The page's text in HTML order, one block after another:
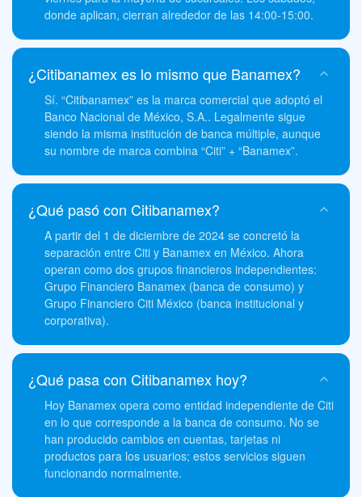
donde aplican, cierran alrededor de las 14:00-15:00.
¿Citibanamex es lo mismo que Banamex?
Sí. “Citibanamex” es la marca comercial que adoptó el
Banco Nacional de México, S.A.. Legalmente sigue
siendo la misma institución de banca múltiple, aunque
su nombre de marca combina “Citi” + “Banamex”.
¿Qué pasó con Citibanamex?
A partir del 1 de diciembre de 2024 se concretó la
separación entre Citi y Banamex en México. Ahora
operan como dos grupos financieros independientes:
Grupo Financiero Banamex (banca de consumo) y
Grupo Financiero Citi México (banca institucional y
corporativa).
¿Qué pasa con Citibanamex hoy?
Hoy Banamex opera como entidad independiente de Citi
en lo que corresponde a la banca de consumo. No se
han producido cambios en cuentas, tarjetas ni
productos para los usuarios; estos servicios siguen
funcionando normalmente.